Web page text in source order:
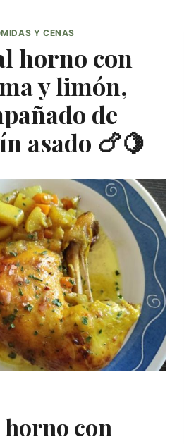
Y CENAS
horno con
y limón,
de
asado 🍗🍋
horno con